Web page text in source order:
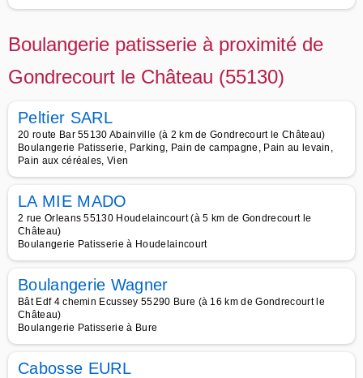
Boulangerie patisserie à proximité de
Gondrecourt le Château (55130)
Peltier SARL
20 route Bar 55130 Abainville (à 2 km de Gondrecourt le Château)
Boulangerie Patisserie, Parking, Pain de campagne, Pain au levain,
Pain aux céréales, Vien
LA MIE MADO
2 rue Orleans 55130 Houdelaincourt (à 5 km de Gondrecourt le
Château)
Boulangerie Patisserie à Houdelaincourt
Boulangerie Wagner
Bât Edf 4 chemin Ecussey 55290 Bure (à 16 km de Gondrecourt le
Château)
Boulangerie Patisserie à Bure
Cabosse EURL